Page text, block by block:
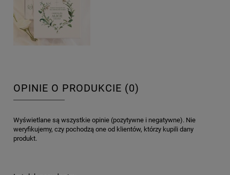
OPINIE O PRODUKCIE (0)
Wyświetlane są wszystkie opinie (pozytywne i negatywne). Nie
weryfikujemy, czy pochodzą one od klientów, którzy kupili dany
produkt.